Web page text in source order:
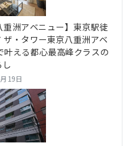
重洲アベニュー】東京駅徒
・タワー東京八重洲アベ
える都心最高峰クラスの
19日